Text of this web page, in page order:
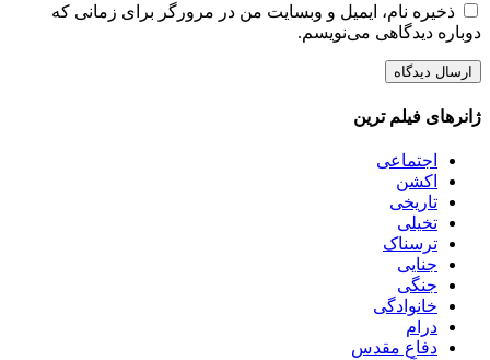
ذخیره نام، ایمیل و وبسایت من در مرورگر برای زمانی که
دوباره دیدگاهی می‌نویسم.
ژانرهای فیلم ترین
اجتماعی
اکشن
تاریخی
تخیلی
ترسناک
جنایی
جنگی
خانوادگی
درام
دفاع مقدس